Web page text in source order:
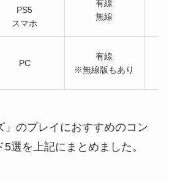
PS5
スマホ
有線
無線
PC
有線
※無線版もあり
」のプレイにおすすめのコン
5選を上記にまとめました。